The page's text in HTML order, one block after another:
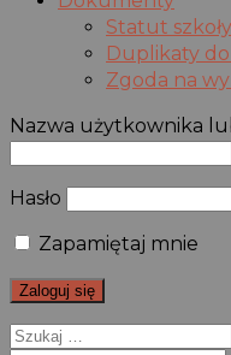
Statut szkoły
Duplikaty
Zgoda na
Nazwa użytkownika
Hasło
Zapamiętaj mnie
Szukaj